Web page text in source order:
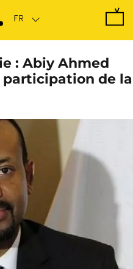
: Abiy Ahmed
de la